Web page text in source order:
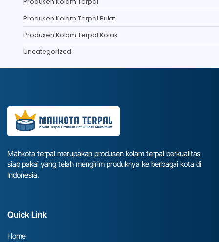
Produsen Kolam Terpal Bulat
Produsen Kolam Terpal Kotak
Uncategorized
Mahkota terpal merupakan produsen kolam terpal berkualitas
siap pakai yang telah mengirim produknya ke berbagai kota di
Indonesia.
Quick Link
Home